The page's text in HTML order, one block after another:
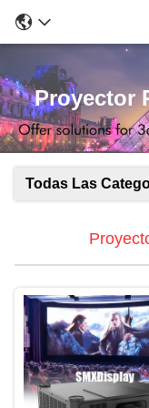
Proyector
Todas Las